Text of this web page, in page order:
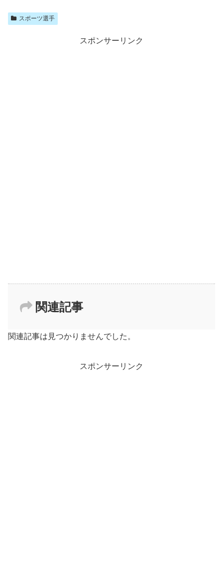
スポーツ選手
スポンサーリンク
関連記事
関連記事は見つかりませんでした。
スポンサーリンク